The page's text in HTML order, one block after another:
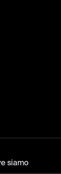
siamo